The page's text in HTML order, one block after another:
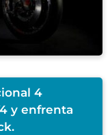
4
y enfrenta